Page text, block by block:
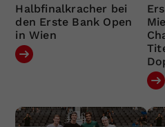
Halbfinalkracher bei
den Erste Bank Open
in Wien